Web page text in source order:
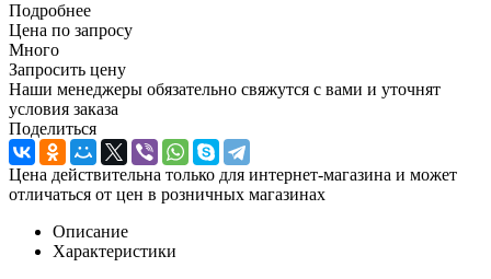
Подробнее
Цена по запросу
Много
Запросить цену
Наши менеджеры обязательно свяжутся с вами и уточнят
условия заказа
Поделиться
Цена действительна только для интернет-магазина и может
отличаться от цен в розничных магазинах
Описание
Характеристики